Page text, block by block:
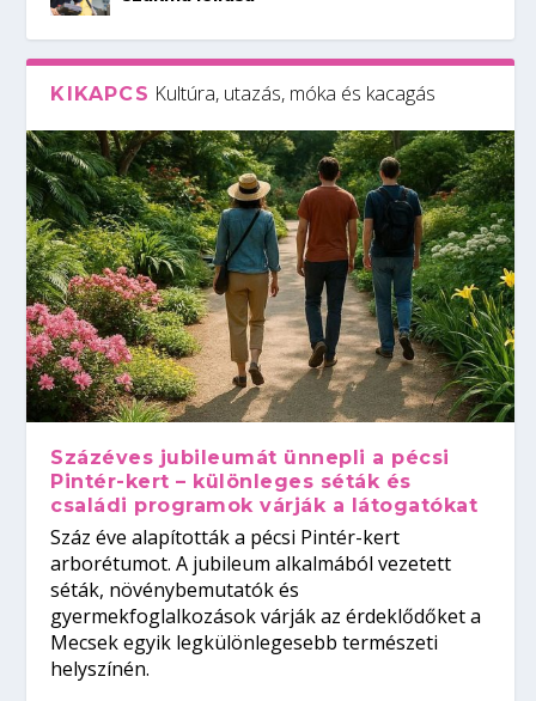
KIKAPCS Kultúra, utazás, móka és kacagás
Százéves jubileumát ünnepli a pécsi
Pintér-kert – különleges séták és
családi programok várják a látogatókat
Száz éve alapították a pécsi Pintér-kert
arborétumot. A jubileum alkalmából vezetett
séták, növénybemutatók és
gyermekfoglalkozások várják az érdeklődőket a
Mecsek egyik legkülönlegesebb természeti
helyszínén.